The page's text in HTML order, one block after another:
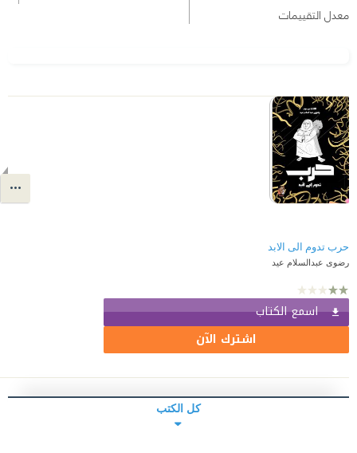
معدل التقييمات
رضوى عبدالسلام عيد
اسمع الكتاب
اشترك الآن
كل الكتب